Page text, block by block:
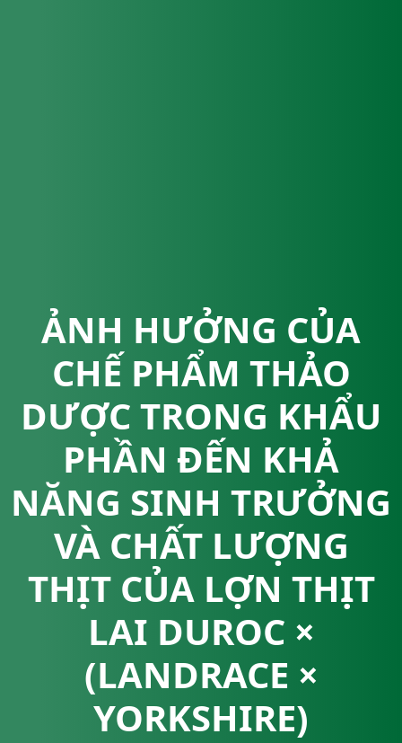
ẢNH HƯỞNG CỦA
CHẾ PHẨM THẢO
DƯỢC TRONG KHẨU
PHẦN ĐẾN KHẢ
NĂNG SINH TRƯỞNG
VÀ CHẤT LƯỢNG
THỊT CỦA LỢN THỊT
LAI DUROC ×
(LANDRACE ×
YORKSHIRE)